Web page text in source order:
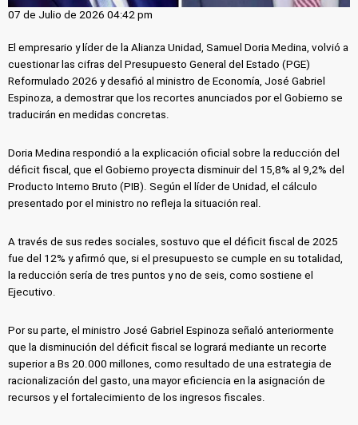
07 de Julio de 2026 04:42 pm
El empresario y líder de la Alianza Unidad, Samuel Doria Medina, volvió a
cuestionar las cifras del Presupuesto General del Estado (PGE)
Reformulado 2026 y desafió al ministro de Economía, José Gabriel
Espinoza, a demostrar que los recortes anunciados por el Gobierno se
traducirán en medidas concretas.
Doria Medina respondió a la explicación oficial sobre la reducción del
déficit fiscal, que el Gobierno proyecta disminuir del 15,8% al 9,2% del
Producto Interno Bruto (PIB). Según el líder de Unidad, el cálculo
presentado por el ministro no refleja la situación real.
A través de sus redes sociales, sostuvo que el déficit fiscal de 2025
fue del 12% y afirmó que, si el presupuesto se cumple en su totalidad,
la reducción sería de tres puntos y no de seis, como sostiene el
Ejecutivo.
Por su parte, el ministro José Gabriel Espinoza señaló anteriormente
que la disminución del déficit fiscal se logrará mediante un recorte
superior a Bs 20.000 millones, como resultado de una estrategia de
racionalización del gasto, una mayor eficiencia en la asignación de
recursos y el fortalecimiento de los ingresos fiscales.